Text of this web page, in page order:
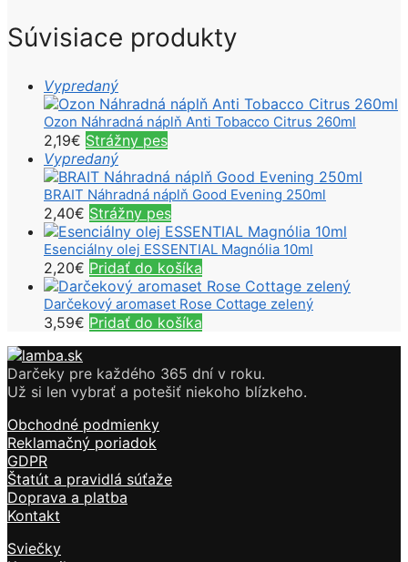
Súvisiace produkty
Vypredaný
Ozon Náhradná náplň Anti Tobacco Citrus 260ml
2,19€ Strážny pes
Vypredaný
BRAIT Náhradná náplň Good Evening 250ml
2,40€ Strážny pes
Esenciálny olej ESSENTIAL Magnólia 10ml
2,20€ Pridať do košíka
Darčekový aromaset Rose Cottage zelený
3,59€ Pridať do košíka
Darčeky pre každého 365 dní v roku.
Už si len vybrať a potešiť niekoho blízkeho.
Obchodné podmienky
Reklamačný poriadok
GDPR
Štatút a pravidlá súťaže
Doprava a platba
Kontakt
Sviečky